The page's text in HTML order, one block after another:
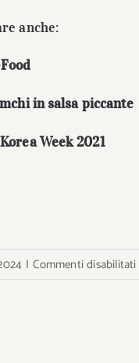
anche:
in salsa piccante
Week 2021
| Commenti disabilitatisu